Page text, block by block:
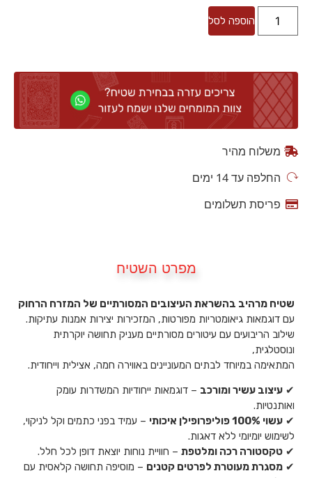
הוספה לסל
משלוח מהיר
החלפה עד 14 ימים
פריסת תשלומים
מפרט השטיח
שטיח מרהיב בהשראת העיצובים המסורתיים של המזרח הרחוק
עם דוגמאות גיאומטריות מפורטות, המזכירות יצירות אמנות עתיקות.
שילוב הריבועים עם עיטורים מסורתיים מעניק תחושה יוקרתית
ונוסטלגית,
המתאימה במיוחד לבתים המעוניינים באווירה חמה, אצילית וייחודית.
✔ עיצוב עשיר ומורכב – דוגמאות ייחודיות המשדרות עומק
ואותנטיות.
✔ עשוי 100% פוליפרופילן איכותי
– עמיד בפני כתמים וקל לניקוי,
לשימוש יומיומי ללא דאגות.
✔ טקסטורה רכה ומלטפת – חוויית נוחות יוצאת דופן לכל חלל.
✔ מסגרת מעוטרת לפרטים קטנים – מוסיפה תחושה קלאסית עם